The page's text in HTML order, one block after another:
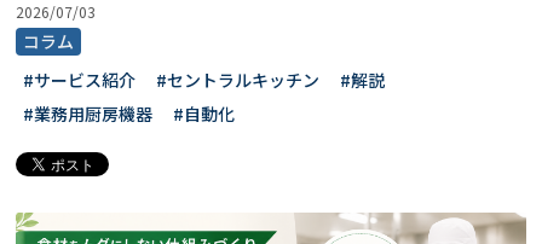
2026/07/03
コラム
#サービス紹介
#セントラルキッチン
#解説
#業務用厨房機器
#自動化